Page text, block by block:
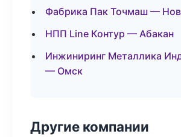
Фабрика Пак Точмаш —
НПП Line Контур — Абакан
Инжиниринг Металлика
— Омск
Другие компании